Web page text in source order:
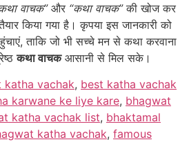
वाचक”और “कथा वाचक”की खोज कर
किया गया है। कृपया इस जानकारी को
ताकि जो भी सच्चे मन से कथा करवाना
कथा वाचकआसानी से मिल सके।
katha vachak, best katha vachak
karwane ke liye kare, bhagwat
katha vachak list, bhaktamal
katha vachak, famous